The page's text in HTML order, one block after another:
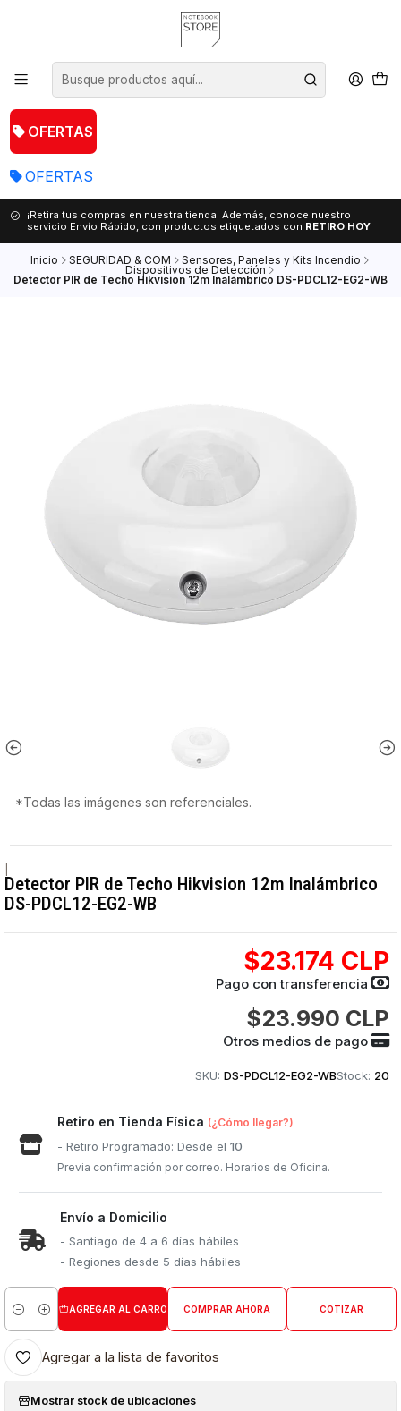
OFERTAS
OFERTAS
¡Retira tus compras en nuestra tienda! Además, conoce nuestro
servicio Envío Rápido, con productos etiquetados con RETIRO HOY
Inicio SEGURIDAD & COM Sensores, Paneles y Kits Incendio
Dispositivos de Detección
Detector PIR de Techo Hikvision 12m Inalámbrico DS-PDCL12-EG2-WB
*Todas las imágenes son referenciales.
Detector PIR de Techo Hikvision 12m Inalámbrico
DS-PDCL12-EG2-WB
$23.174 CLP
Pago con transferencia
$23.990 CLP
Otros medios de pago
SKU: DS-PDCL12-EG2-WBStock: 20
Retiro en Tienda Física (¿Cómo llegar?)
- Retiro Programado: Desde el10
Previa confirmación por correo. Horarios de Oficina.
Envío a Domicilio
- Santiago de 4 a 6 días hábiles
- Regiones desde 5 días hábiles
Cantidad
AGREGAR AL CARRO COMPRAR AHORA COTIZAR
Agregar a la lista de favoritos
Mostrar stock de ubicaciones